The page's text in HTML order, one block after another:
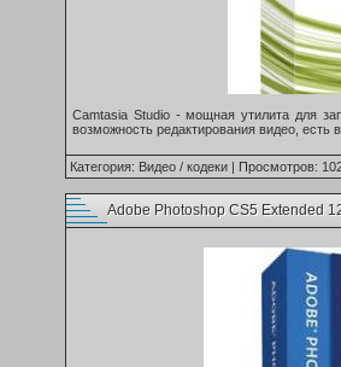
Camtasia Studio - мощная утилита для
возможность редактирования видео, есть
Категория: Видео / кодеки | Просмотров:
Adobe Photoshop CS5 Extended